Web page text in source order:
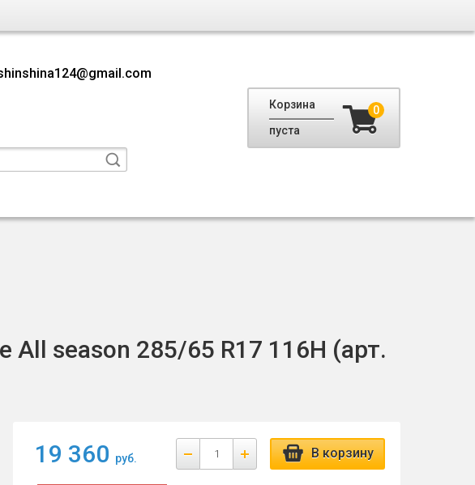
Корзина
пуста
0
season 285/65 R17 116H (арт.
19 360 руб. В корзину